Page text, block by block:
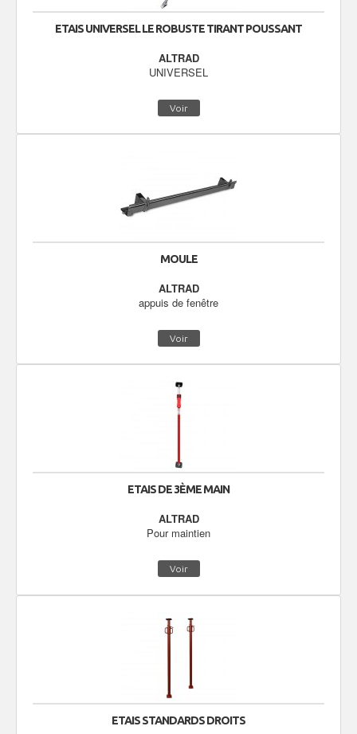
ETAIS UNIVERSEL LE ROBUSTE TIRANT POUSSANT
ALTRAD
UNIVERSEL
Voir
MOULE
ALTRAD
appuis de fenêtre
Voir
ETAIS DE 3ÈME MAIN
ALTRAD
Pour maintien
Voir
ETAIS STANDARDS DROITS